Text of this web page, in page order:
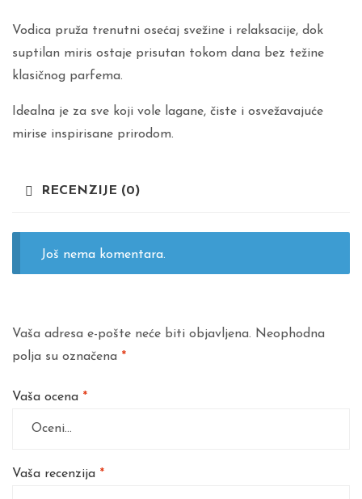
Vodica pruža trenutni osećaj svežine i relaksacije, dok
suptilan miris ostaje prisutan tokom dana bez težine
klasičnog parfema.
Idealna je za sve koji vole lagane, čiste i osvežavajuće
mirise inspirisane prirodom.
RECENZIJE (0)
Još nema komentara.
Vaša adresa e-pošte neće biti objavljena. Neophodna
polja su označena *
Vaša ocena *
Vaša recenzija *